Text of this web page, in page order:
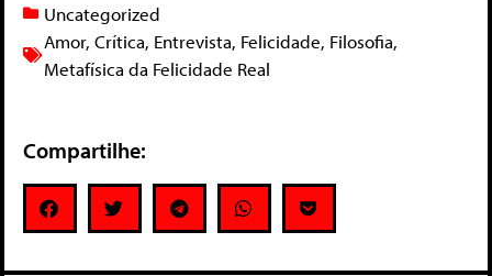
Uncategorized
Amor, Crítica, Entrevista, Felicidade, Filosofia,
Metafísica da Felicidade Real
Compartilhe: